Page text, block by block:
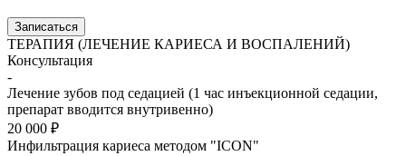
Записаться
ТЕРАПИЯ (ЛЕЧЕНИЕ КАРИЕСА И ВОСПАЛЕНИЙ)
Консультация
-
Лечение зубов под седацией (1 час инъекционной седации,
препарат вводится внутривенно)
20 000 ₽
Инфильтрация кариеса методом "ICON"